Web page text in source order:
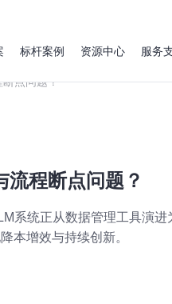
标杆案例 资源中心 服务
点问题？
流程断点问题？
系统正从数据管理工具演
本增效与持续创新。